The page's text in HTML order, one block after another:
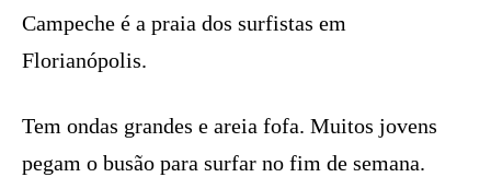
Campeche é a praia dos surfistas em
Florianópolis.
Tem ondas grandes e areia fofa. Muitos jovens
pegam o busão para surfar no fim de semana.